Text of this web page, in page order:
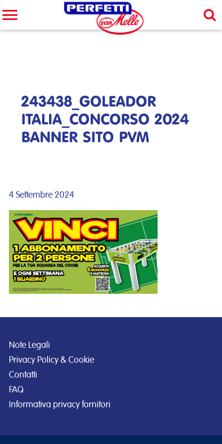
Cerca nel sito
243438_GOLEADOR
ITALIA_CONCORSO 2024
BANNER SITO PVM
4 Settembre 2024
Note Legali
Privacy Policy & Cookie
Contatti
FAQ
Informativa privacy fornitori